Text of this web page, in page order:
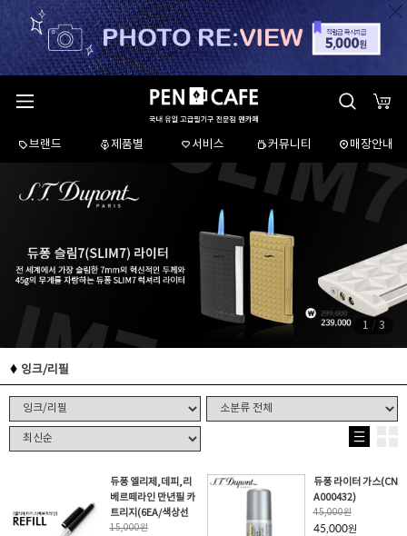
브랜드 제품별 서비스 커뮤니티 매장안내
1 / 3
잉크/리필
듀퐁 엘리제,데피,리
베르떼라인 만년필 카
트리지(6EA/색상선
15,000원
듀퐁 라이터 가스(CN
A000432)
45,000원
45,000원